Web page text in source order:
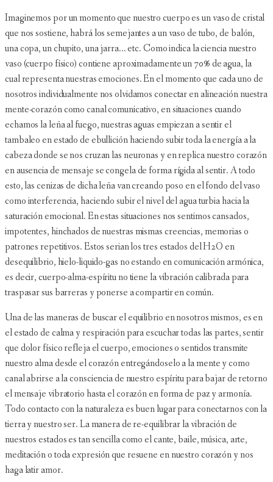
Imaginemos por un momento que nuestro cuerpo es un vaso de cristal
que nos sostiene, habrá los semejantes a un vaso de tubo, de balón,
una copa, un chupito, una jarra... etc. Como indica la ciencia nuestro
vaso (cuerpo físico) contiene aproximadamente un 70% de agua, la
cual representa nuestras emociones. En el momento que cada uno de
nosotros individualmente nos olvidamos conectar en alineación nuestra
mente-corazón como canal comunicativo, en situaciones cuando
echamos la leña al fuego, nuestras aguas empiezan a sentir el
tambaleo en estado de ebullición haciendo subir toda la energía a la
cabeza donde se nos cruzan las neuronas y en replica nuestro corazón
en ausencia de mensaje se congela de forma rígida al sentir. A todo
esto, las cenizas de dicha leña van creando poso en el fondo del vaso
como interferencia, haciendo subir el nivel del agua turbia hacia la
saturación emocional. En estas situaciones nos sentimos cansados,
impotentes, hinchados de nuestras mismas creencias, memorias o
patrones repetitivos. Estos serian los tres estados del H2O en
desequilibrio, hielo-liquido-gas no estando en comunicación armónica,
es decir, cuerpo-alma-espíritu no tiene la vibración calibrada para
traspasar sus barreras y ponerse a compartir en común.
Una de las maneras de buscar el equilibrio en nosotros mismos, es en
el estado de calma y respiración para escuchar todas las partes, sentir
que dolor físico refleja el cuerpo, emociones o sentidos transmite
nuestro alma desde el corazón entregándoselo a la mente y como
canal abrirse a la consciencia de nuestro espíritu para bajar de retorno
el mensaje vibratorio hasta el corazón en forma de paz y armonía.
Todo contacto con la naturaleza es buen lugar para conectarnos con la
tierra y nuestro ser. La manera de re-equilibrar la vibración de
nuestros estados es tan sencilla como el cante, baile, música, arte,
meditación o toda expresión que resuene en nuestro corazón y nos
haga latir amor.